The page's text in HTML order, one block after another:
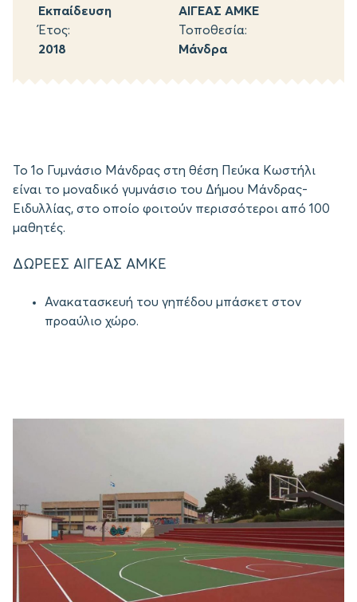
Εκπαίδευση
ΑΙΓΕΑΣ ΑΜΚΕ
Έτος:
2018
Τοποθεσία:
Μάνδρα
Το 1ο Γυμνάσιο Μάνδρας στη θέση Πεύκα Κωστήλι
είναι το μοναδικό γυμνάσιο του Δήμου Μάνδρας-
Ειδυλλίας, στο οποίο φοιτούν περισσότεροι από 100
μαθητές.
ΔΩΡΕΕΣ ΑΙΓΕΑΣ ΑΜΚΕ
Ανακατασκευή του γηπέδου μπάσκετ στον
προαύλιο χώρο.